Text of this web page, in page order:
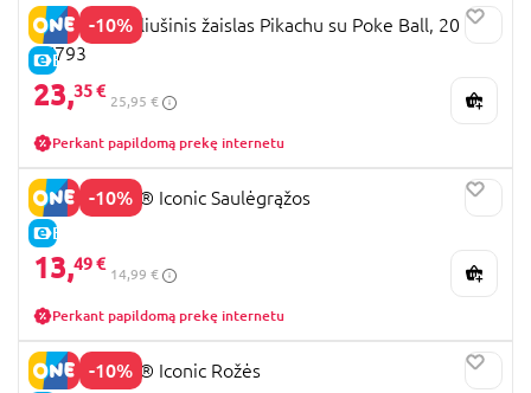
-10%
E-KAINA
POKEMON pliušinis žaislas Pikachu su Poke Ball, 20 cm,
97793
23,35 €
25,95 €
Perkant papildomą prekę internetu
-10%
E-KAINA
40524 LEGO® Iconic Saulėgrąžos
13,49 €
14,99 €
Perkant papildomą prekę internetu
-10%
40460 LEGO® Iconic Rožės